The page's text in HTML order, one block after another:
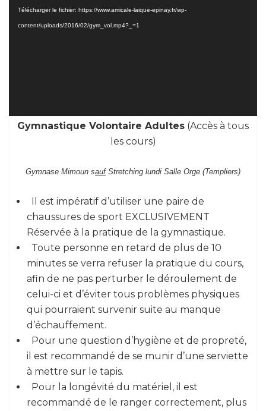
Télécharger le fichier: https://www.amicale-laique-epinay.fr/wp-
content/uploads/2016/02/gym_vol.mp4?_=1
Gymnastique Volontaire Adultes (Accès à tous
les cours)
Gymnase Mimoun saufStretching lundi Salle Orge (Templiers)
Il est impératif d’utiliser une paire de
chaussures de sport EXCLUSIVEMENT
Réservée à la pratique de la gymnastique.
Toute personne en retard de plus de 10
minutes se verra refuser la pratique du cours,
afin de ne pas perturber le déroulement de
celui-ci et d’éviter tous problèmes physiques
qui pourraient survenir suite au manque
d’échauffement.
Pour une question d’hygiène et de propreté,
il est recommandé de se munir d’une serviette
à mettre sur le tapis.
Pour la longévité du matériel, il est
recommandé de le ranger correctement, plus